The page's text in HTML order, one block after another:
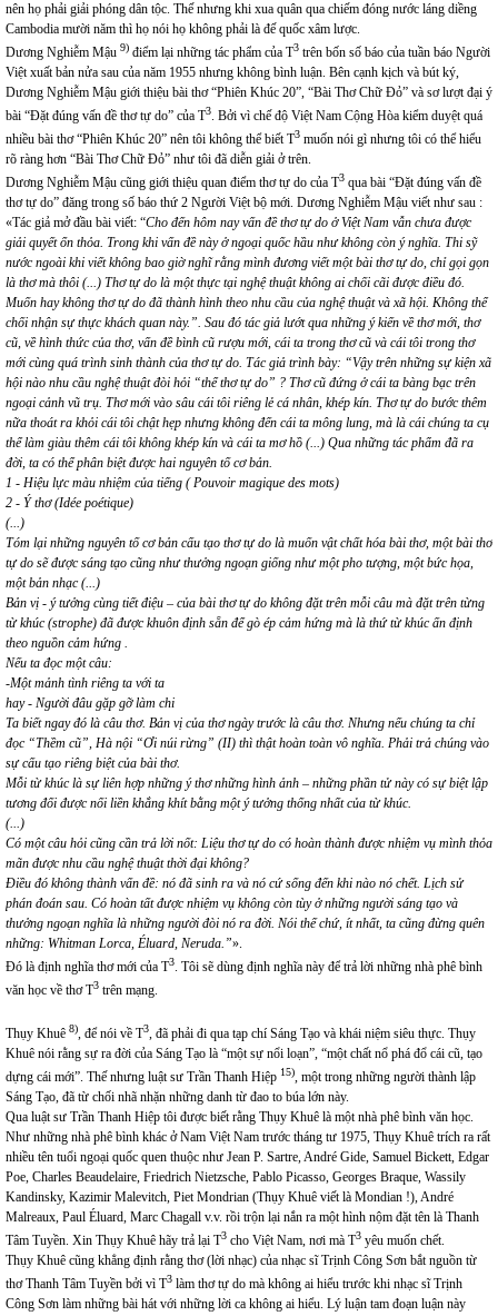
nên họ phải giải phóng dân tộc. Thế nhưng khi xua quân qua chiếm đóng nước láng diềng
Cambodia mười năm thì họ nói họ không phải là đế quốc xâm lược.
Dương Nghiễm Mậu 9) điểm lại những tác phẩm của T3 trên bốn số báo của tuần báo Người
Việt xuất bản nửa sau của năm 1955 nhưng không bình luận. Bên cạnh kịch và bút ký,
Dương Nghiễm Mậu giới thiệu bài thơ “Phiên Khúc 20”, “Bài Thơ Chữ Đỏ” và sơ lượt đại ý
bài “Đặt đúng vấn đề thơ tự do” của T3. Bởi vì chế độ Việt Nam Cộng Hòa kiểm duyệt quá
nhiều bài thơ “Phiên Khúc 20” nên tôi không thể biết T3 muốn nói gì nhưng tôi có thể hiểu
rõ ràng hơn “Bài Thơ Chữ Đỏ” như tôi đã diễn giải ở trên.
Dương Nghiễm Mậu cũng giới thiệu quan điểm thơ tự do của T3 qua bài “Đặt đúng vấn đề
thơ tự do” đăng trong số báo thứ 2 Người Việt bộ mới. Dương Nghiễm Mậu viết như sau :
«Tác giả mở đầu bài viết: “Cho đến hôm nay vấn đề thơ tự do ở Việt Nam vẫn chưa được
giải quyết ổn thỏa. Trong khi vấn đề này ở ngoại quốc hầu như không còn ý nghĩa. Thi sỹ
nước ngoài khi viết không bao giờ nghĩ rằng mình đương viết một bài thơ tự do, chỉ gọi gọn
là thơ mà thôi (...) Thơ tự do là một thực tại nghệ thuật không ai chối cãi được điều đó.
Muốn hay không thơ tự do đã thành hình theo nhu cầu của nghệ thuật và xã hội. Không thể
chối nhận sự thực khách quan này.”. Sau đó tác giả lướt qua những ý kiến về thơ mới, thơ
cũ, về hình thức của thơ, vấn đề bình cũ rượu mới, cái ta trong thơ cũ và cái tôi trong thơ
mới cùng quá trình sinh thành của thơ tự do. Tác giả trình bày: “Vậy trên những sự kiện xã
hội nào nhu cầu nghệ thuật đòi hỏi “thể thơ tự do” ? Thơ cũ đứng ở cái ta bàng bạc trên
ngoại cảnh vũ trụ. Thơ mới vào sâu cái tôi riêng lẻ cá nhân, khép kín. Thơ tự do bước thêm
nữa thoát ra khỏi cái tôi chật hẹp nhưng không đến cái ta mông lung, mà là cái chúng ta cụ
thể làm giàu thêm cái tôi không khép kín và cái ta mơ hồ (...) Qua những tác phẩm đã ra
đời, ta có thể phân biệt được hai nguyên tố cơ bản.
1 - Hiệu lực màu nhiệm của tiếng ( Pouvoir magique des mots)
2 - Ý thơ (Idée poétique)
(...)
Tóm lại những nguyên tố cơ bản cấu tạo thơ tự do là muốn vật chất hóa bài thơ, một bài thơ
tự do sẽ được sáng tạo cũng như thưởng ngoạn giống như một pho tượng, một bức họa,
một bản nhạc (...)
Bản vị - ý tưởng cùng tiết điệu – của bài thơ tự do không đặt trên mỗi câu mà đặt trên từng
từ khúc (strophe) đã được khuôn định sẵn để gò ép cảm hứng mà là thứ từ khúc ấn định
theo nguồn cảm hứng .
Nếu ta đọc một câu:
-Một mảnh tình riêng ta với ta
hay - Người đâu gặp gỡ làm chi
Ta biết ngay đó là câu thơ. Bản vị của thơ ngày trước là câu thơ. Nhưng nếu chúng ta chỉ
đọc “Thềm cũ”, Hà nội “Ơi núi rừng” (II) thì thật hoàn toàn vô nghĩa. Phải trả chúng vào
sự cấu tạo riêng biệt của bài thơ.
Mỗi từ khúc là sự liên hợp những ý thơ những hình ảnh – những phần tử này có sự biệt lập
tương đối được nối liền khắng khít bằng một ý tưởng thống nhất của từ khúc.
(...)
Có một câu hỏi cũng cần trả lời nốt: Liệu thơ tự do có hoàn thành được nhiệm vụ mình thỏa
mãn được nhu cầu nghệ thuật thời đại không?
Điều đó không thành vấn đề: nó đã sinh ra và nó cứ sống đến khi nào nó chết. Lịch sử
phán đoán sau. Có hoàn tất được nhiệm vụ không còn tùy ở những người sáng tạo và
thưởng ngoạn nghĩa là những người đòi nó ra đời. Nói thế chứ, ít nhất, ta cũng đừng quên
những: Whitman Lorca, Éluard, Neruda.”».
Đó là định nghĩa thơ mới của T3. Tôi sẽ dùng định nghĩa này để trả lời những nhà phê bình
văn học về thơ T3 trên mạng.
Thụy Khuê 8), để nói về T3, đã phải đi qua tạp chí Sáng Tạo và khái niệm siêu thực. Thụy
Khuê nói rằng sự ra đời của Sáng Tạo là “một sự nổi loạn”, “một chất nổ phá đổ cái cũ, tạo
dựng cái mới”. Thế nhưng luật sư Trần Thanh Hiệp 15), một trong những người thành lập
Sáng Tạo, đã từ chối nhã nhặn những danh từ đao to búa lớn này.
Qua luật sư Trần Thanh Hiệp tôi được biết rằng Thụy Khuê là một nhà phê bình văn học.
Như những nhà phê bình khác ở Nam Việt Nam trước tháng tư 1975, Thụy Khuê trích ra rất
nhiều tên tuổi ngoại quốc quen thuộc như Jean P. Sartre, André Gide, Samuel Bickett, Edgar
Poe, Charles Beaudelaire, Friedrich Nietzsche, Pablo Picasso, Georges Braque, Wassily
Kandinsky, Kazimir Malevitch, Piet Mondrian (Thụy Khuê viết là Mondian !), André
Malreaux, Paul Éluard, Marc Chagall v.v. rồi trộn lại nắn ra một hình nộm đặt tên là Thanh
Tâm Tuyền. Xin Thụy Khuê hãy trả lại T3 cho Việt Nam, nơi mà T3 yêu muốn chết.
Thụy Khuê cũng khẳng định rằng thơ (lời nhạc) của nhạc sĩ Trịnh Công Sơn bắt nguồn từ
thơ Thanh Tâm Tuyền bởi vì T3 làm thơ tự do mà không ai hiểu trước khi nhạc sĩ Trịnh
Công Sơn làm những bài hát với những lời ca không ai hiểu. Lý luận tam đoạn luận này